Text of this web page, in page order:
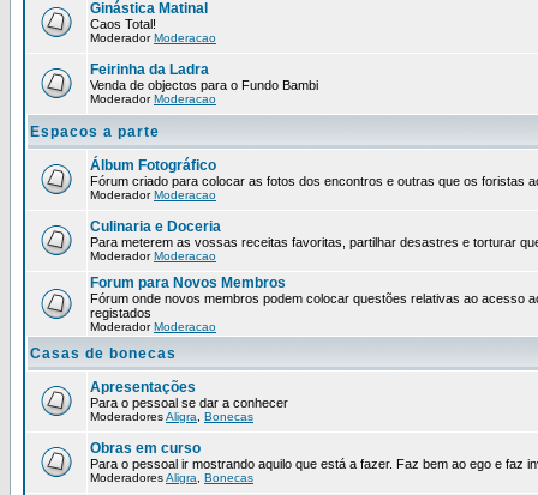
Ginástica Matinal
Caos Total!
ModeradorModeracao
Feirinha da Ladra
Venda de objectos para o Fundo Bambi
ModeradorModeracao
Espacos a parte
Álbum Fotográfico
Fórum criado para colocar as fotos dos encontros e outras que os foristas
ModeradorModeracao
Culinaria e Doceria
Para meterem as vossas receitas favoritas, partilhar desastres e torturar
ModeradorModeracao
Forum para Novos Membros
Fórum onde novos membros podem colocar questões relativas ao acesso
registados
ModeradorModeracao
Casas de bonecas
Apresentações
Para o pessoal se dar a conhecer
ModeradoresAligra Bonecas
Obras em curso
Para o pessoal ir mostrando aquilo que está a fazer. Faz bem ao ego e faz
ModeradoresAligra Bonecas